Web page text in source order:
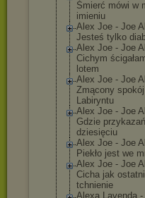
Śmierć mówi w
imieniu
Alex Joe - Joe
Jesteś tylko
Alex Joe - Joe
Cichym
lotem
Alex Joe - Joe
Zmącony
Labiryntu
Alex Joe - Joe
Gdzie
dziesięciu
Alex Joe - Joe
Piekło jest we
Alex Joe - Joe
Cicha jak
tchnienie
Alexa Lavenda